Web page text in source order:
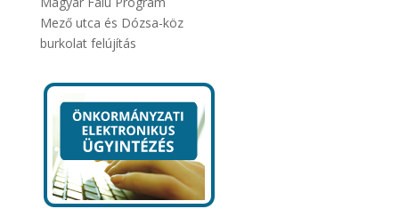
Mező utca és Dózsa-köz
burkolat felújítás